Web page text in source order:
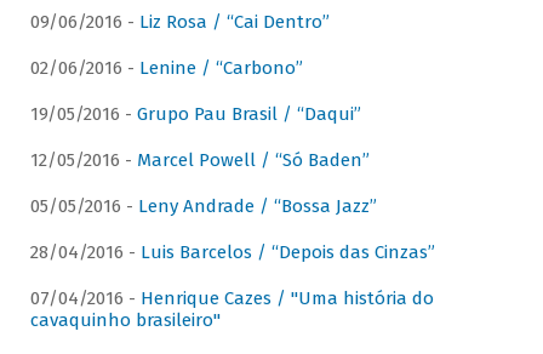
09/06/2016 - Liz Rosa / “Cai Dentro”
02/06/2016 - Lenine / “Carbono”
19/05/2016 - Grupo Pau Brasil / “Daqui”
12/05/2016 - Marcel Powell / “Só Baden”
05/05/2016 - Leny Andrade / “Bossa Jazz”
28/04/2016 - Luis Barcelos / “Depois das Cinzas”
07/04/2016 - Henrique Cazes / "Uma história do
cavaquinho brasileiro"